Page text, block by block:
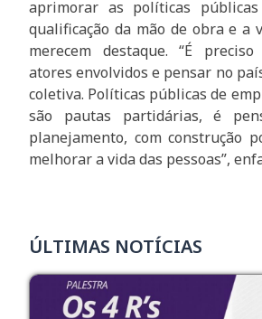
aprimorar as políticas
qualificação da mão de obra e a
merecem destaque. “É
atores envolvidos e pensar no
coletiva. Políticas públicas de
são pautas partidárias, é
planejamento, com construção
melhorar a vida das pessoas”,
ÚLTIMAS NOTÍCIAS